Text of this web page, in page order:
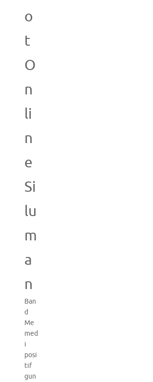
o
t
O
n
li
n
e
Si
lu
m
a
n
Ban
d
Me
med
i
posi
tif
gun